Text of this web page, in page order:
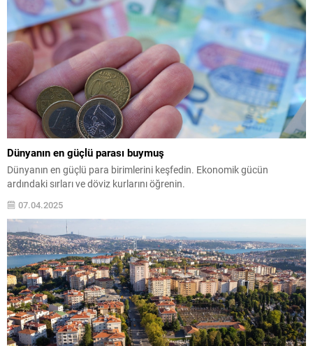
Dünyanın en güçlü parası buymuş
Dünyanın en güçlü para birimlerini keşfedin. Ekonomik gücün
ardındaki sırları ve döviz kurlarını öğrenin.
07.04.2025